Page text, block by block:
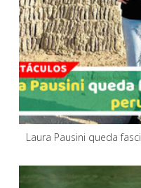
Laura Pausini queda